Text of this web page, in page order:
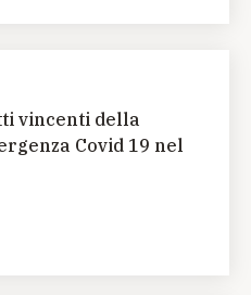
vincenti della
Covid 19 nel